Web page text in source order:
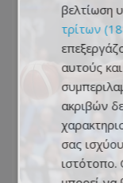
βελτίωση
τρίτων
αυτούς
ακριβών
σας
ιστότοπο.